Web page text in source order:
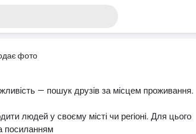
фото
— пошук друзів за місцем проживання.
людей у своєму місті чи регіоні. Для цього
посиланням